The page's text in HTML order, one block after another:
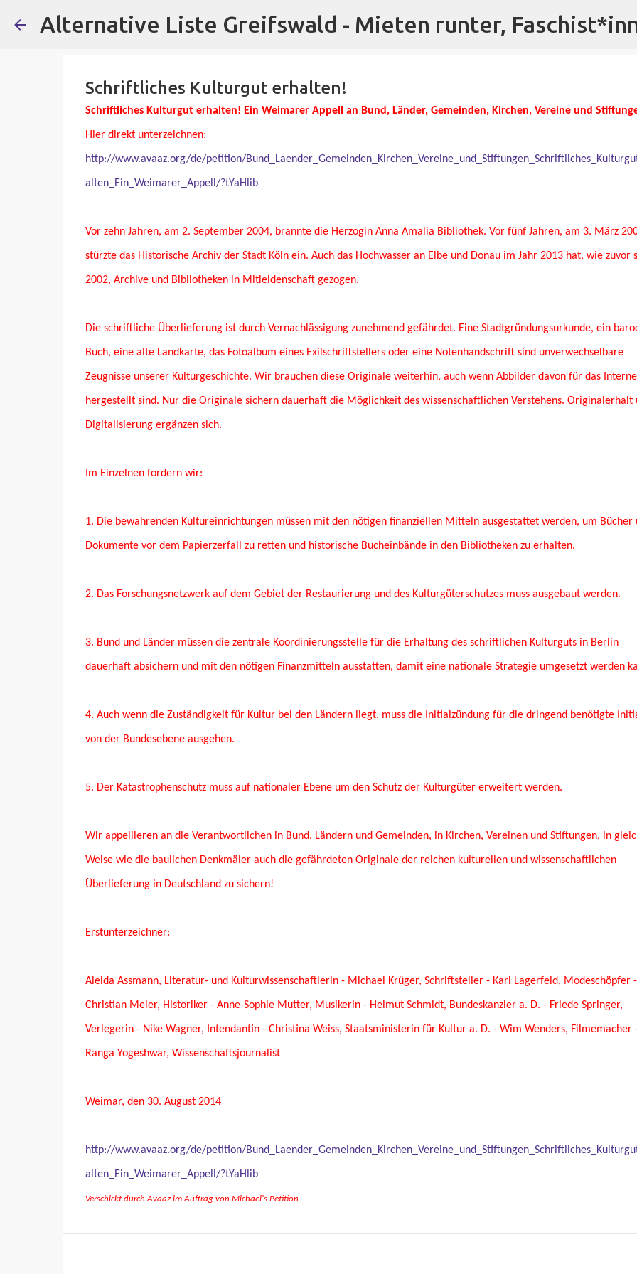
Direkt zum Hauptbereich
Alternative Liste Greifswald - Mieten runter,
Schriftliches Kulturgut erhalten!
Schriftliches Kulturgut erhalten! Ein Weimarer Appell an Bund, Länder, Gemeinden, Kirchen, Vereine und
Hier direkt unterzeichnen:
http://www.avaaz.org/de/petition/
alten_Ein_Weimarer_Appell/?tYaHlib
Vor zehn Jahren, am 2. September 2004, brannte die Herzogin Anna Amalia Bibliothek. Vor fünf Jahren, am 3. März
stürzte das Historische Archiv der Stadt Köln ein. Auch das Hochwasser an Elbe und Donau im Jahr 2013 hat, wie zuvor
2002, Archive und Bibliotheken in Mitleidenschaft gezogen.
Die schriftliche Überlieferung ist durch Vernachlässigung zunehmend gefährdet. Eine Stadtgründungsurkunde, ein
Buch, eine alte Landkarte, das Fotoalbum eines Exilschriftstellers oder eine Notenhandschrift sind unverwechselbare
Zeugnisse unserer Kulturgeschichte. Wir brauchen diese Originale weiterhin, auch wenn Abbilder davon für das
hergestellt sind. Nur die Originale sichern dauerhaft die Möglichkeit des wissenschaftlichen Verstehens. Originalerhalt
Digitalisierung ergänzen sich.
Im Einzelnen fordern wir:
1. Die bewahrenden Kultureinrichtungen müssen mit den nötigen finanziellen Mitteln ausgestattet werden, um Bücher
Dokumente vor dem Papierzerfall zu retten und historische Bucheinbände in den Bibliotheken zu erhalten.
2. Das Forschungsnetzwerk auf dem Gebiet der Restaurierung und des Kulturgüterschutzes muss ausgebaut werden.
3. Bund und Länder müssen die zentrale Koordinierungsstelle für die Erhaltung des schriftlichen Kulturguts in Berlin
dauerhaft absichern und mit den nötigen Finanzmitteln ausstatten, damit eine nationale Strategie umgesetzt werden
4. Auch wenn die Zuständigkeit für Kultur bei den Ländern liegt, muss die Initialzündung für die dringend benötigte
von der Bundesebene ausgehen.
5. Der Katastrophenschutz muss auf nationaler Ebene um den Schutz der Kulturgüter erweitert werden.
Wir appellieren an die Verantwortlichen in Bund, Ländern und Gemeinden, in Kirchen, Vereinen und Stiftungen, in
Weise wie die baulichen Denkmäler auch die gefährdeten Originale der reichen kulturellen und wissenschaftlichen
Überlieferung in Deutschland zu sichern!
Erstunterzeichner:
Aleida Assmann, Literatur- und Kulturwissenschaftlerin - Michael Krüger, Schriftsteller - Karl Lagerfeld, Modeschöpfer -
Christian Meier, Historiker - Anne-Sophie Mutter, Musikerin - Helmut Schmidt, Bundeskanzler a. D. - Friede Springer,
Verlegerin - Nike Wagner, Intendantin - Christina Weiss, Staatsministerin für Kultur a. D. - Wim Wenders, Filmemacher
Ranga Yogeshwar, Wissenschaftsjournalist
Weimar, den 30. August 2014
http://www.avaaz.org/de/petition/
alten_Ein_Weimarer_Appell/?tYaHlib
Verschickt durch Avaaz im Auftrag von Michael's Petition